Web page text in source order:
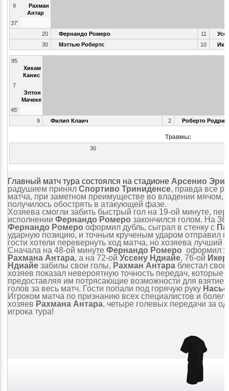
9
Рахман
Антар
37'
20
Фернандо Ромеро 11
30
Мэттью Робертс 10
95
Хикам
Канис
7
Элтон
Мачеке
45'
9
Филип Клаич 2 Роберто
Травмы:
30
Главный матч тура состоялся на стадионе Арсенио
радушием принял Спортиво Триниденсе, правда все
матча, при заметном преимуществе во владении мячом,
получилось обострять в атакующей фазе.
Хозяева смогли забить быстрый гол на 19-ой минуте,
исполнении Фернандо Ромеро закончился голом. На
Фернандо Ромеро оформил дубль, сыграл в стенку с
ударную позицию, и точным крученым ударом отправил
гости хотели перевернуть ход матча, но хозяева лучший
Сначала на 48-ой минуте Фернандо Ромеро оформил
Рахмана Антара, а на 72-ой Уссену Ндиайе, 76-ой
Ндиайезабилы свои голы, Рахман Антараблестал
хозяев показал невероятную точность передач, которые
предоставляя им потрясающие возможности для взятие
голов за весь матч. Гости попали под горячую руку
Игроком матча по признанию всех специалистов и
хозяев Рахмана Антара, четыре голевых передачи за
игрока тура!